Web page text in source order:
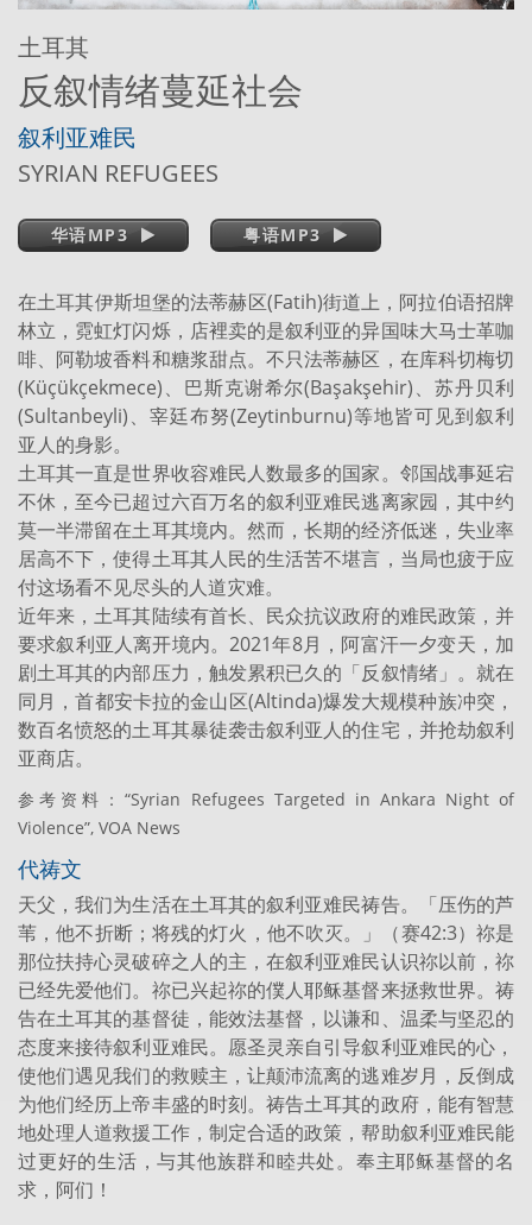
土耳其
反叙情绪蔓延社会
叙利亚难民
SYRIAN REFUGEES
华语MP3 粤语MP3
在土耳其伊斯坦堡的法蒂赫区(Fatih)街道上，阿拉伯语招牌
林立，霓虹灯闪烁，店裡卖的是叙利亚的异国味大马士革咖
啡、阿勒坡香料和糖浆甜点。不只法蒂赫区，在库科切梅切
(Küçükçekmece)、巴斯克谢希尔(Başakşehir)、苏丹贝利
(Sultanbeyli)、宰廷布努(Zeytinburnu)等地皆可见到叙利
亚人的身影。
土耳其一直是世界收容难民人数最多的国家。邻国战事延宕
不休，至今已超过六百万名的叙利亚难民逃离家园，其中约
莫一半滞留在土耳其境内。然而，长期的经济低迷，失业率
居高不下，使得土耳其人民的生活苦不堪言，当局也疲于应
付这场看不见尽头的人道灾难。
近年来，土耳其陆续有首长、民众抗议政府的难民政策，并
要求叙利亚人离开境内。2021年8月，阿富汗一夕变天，加
剧土耳其的内部压力，触发累积已久的「反叙情绪」。就在
同月，首都安卡拉的金山区(Altinda)爆发大规模种族冲突，
数百名愤怒的土耳其暴徒袭击叙利亚人的住宅，并抢劫叙利
亚商店。
参考资料：“Syrian Refugees Targeted in Ankara Night of
Violence”, VOA News
代祷文
天父，我们为生活在土耳其的叙利亚难民祷告。「压伤的芦
苇，他不折断；将残的灯火，他不吹灭。」（赛42:3）祢是
那位扶持心灵破碎之人的主，在叙利亚难民认识祢以前，祢
已经先爱他们。祢已兴起祢的僕人耶稣基督来拯救世界。祷
告在土耳其的基督徒，能效法基督，以谦和、温柔与坚忍的
态度来接待叙利亚难民。愿圣灵亲自引导叙利亚难民的心，
使他们遇见我们的救赎主，让颠沛流离的逃难岁月，反倒成
为他们经历上帝丰盛的时刻。祷告土耳其的政府，能有智慧
地处理人道救援工作，制定合适的政策，帮助叙利亚难民能
过更好的生活，与其他族群和睦共处。奉主耶稣基督的名
求，阿们！